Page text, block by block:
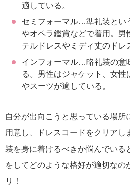
適している。
セミフォーマル…準礼装とい
やオペラ鑑賞などで着用。男
テルドレスやミディ丈のドレ
インフォーマル…略礼装の意
る。男性はジャケット、女性
やスーツが適している。
自分が出向こうと思っている場所
用意し、ドレスコードをクリアし
装を身に着けるべきか悩んでいる
をしてどのような格好が適切なの
リ！